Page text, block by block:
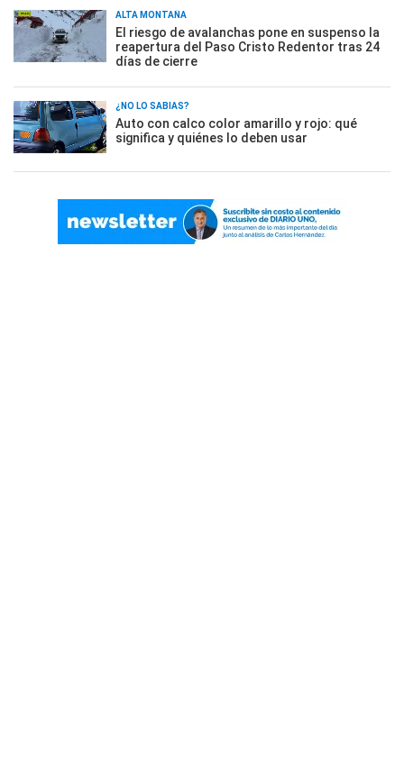
ALTA MONTAÑA
El riesgo de avalanchas pone en suspenso la
reapertura del Paso Cristo Redentor tras 24
días de cierre
¿NO LO SABÍAS?
Auto con calco color amarillo y rojo: qué
significa y quiénes lo deben usar